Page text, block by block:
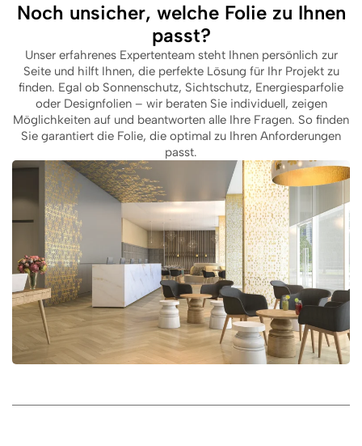
Noch unsicher, welche Folie zu Ihnen
passt?
Unser erfahrenes Expertenteam steht Ihnen persönlich zur
Seite und hilft Ihnen, die perfekte Lösung für Ihr Projekt zu
finden. Egal ob Sonnenschutz, Sichtschutz, Energiesparfolie
oder Designfolien – wir beraten Sie individuell, zeigen
Möglichkeiten auf und beantworten alle Ihre Fragen. So finden
Sie garantiert die Folie, die optimal zu Ihren Anforderungen
passt.